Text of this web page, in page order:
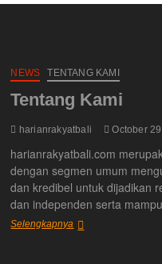
NEWS TENTANG KAMI
Tentang Kami
harianrakyatbali October
harianrakyatbali.com
dengan segmen umum
dan kredibel untuk dijadikan
dan independen serta
Selengkapnya Tentang